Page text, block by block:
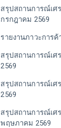
สรุปสถานการณ์เศ
กรกฎาคม 2569
รายงานภาวะการ
สรุปสถานการณ์เศ
2569
สรุปสถานการณ์เศ
2569
สรุปสถานการณ์เศ
พฤษภาคม 2569